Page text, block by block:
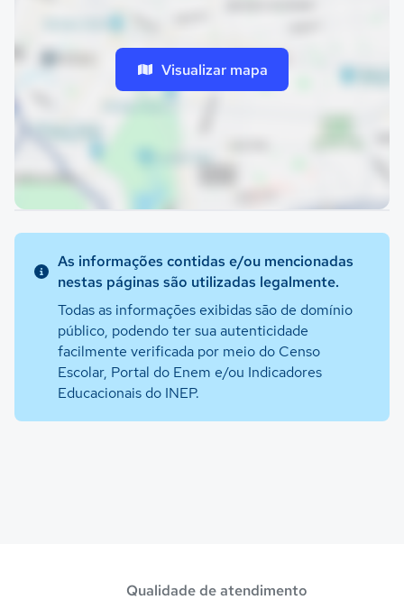
Visualizar mapa
As informações contidas e/ou mencionadas
nestas páginas são utilizadas legalmente.
Todas as informações exibidas são de domínio
público, podendo ter sua autenticidade
facilmente verificada por meio do Censo
Escolar, Portal do Enem e/ou Indicadores
Educacionais do INEP.
Qualidade de atendimento